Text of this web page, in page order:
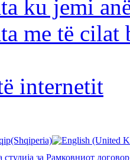
ku jemi
me të cilat
internetit
за Рамковниот договор